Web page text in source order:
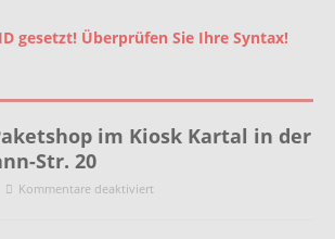
gesetzt! Überprüfen Sie Ihre Syntax!
im Kiosk Kartal in der
Str. 20
Kommentare deaktiviert